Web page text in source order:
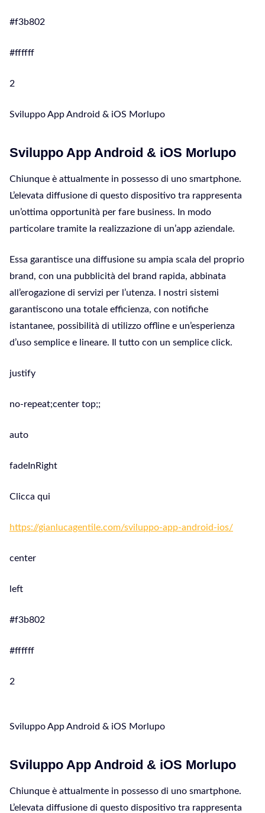
#f3b802
#ffffff
2
Sviluppo App Android & iOS Morlupo
Sviluppo App Android & iOS Morlupo
Chiunque è attualmente in possesso di uno smartphone.
L’elevata diffusione di questo dispositivo tra rappresenta
un’ottima opportunità per fare business. In modo
particolare tramite la realizzazione di un’app aziendale.
Essa garantisce una diffusione su ampia scala del proprio
brand, con una pubblicità del brand rapida, abbinata
all’erogazione di servizi per l’utenza. I nostri sistemi
garantiscono una totale efficienza, con notifiche
istantanee, possibilità di utilizzo offline e un’esperienza
d’uso semplice e lineare. Il tutto con un semplice click.
justify
no-repeat;center top;;
auto
fadeInRight
Clicca qui
https://gianlucagentile.com/sviluppo-app-android-ios/
center
left
#f3b802
#ffffff
2
Sviluppo App Android & iOS Morlupo
Sviluppo App Android & iOS Morlupo
Chiunque è attualmente in possesso di uno smartphone.
L’elevata diffusione di questo dispositivo tra rappresenta